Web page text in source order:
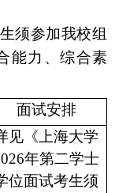
须参加我校组
能力、综合素
面试安排
见《上海大学
年第二学士
位面试考生须